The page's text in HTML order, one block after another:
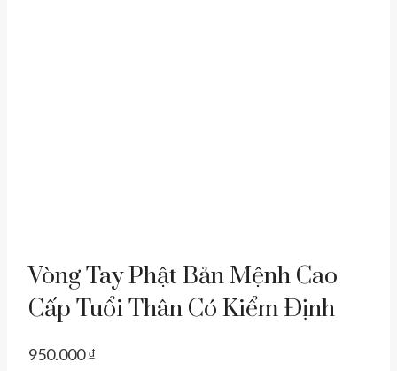
Vòng Tay Phật Bản Mệnh Cao
Cấp Tuổi Thân Có Kiểm Định
950.000₫